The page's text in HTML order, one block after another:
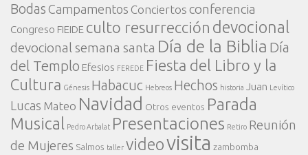
Bodas Campamentos Conciertos conferencia
Congreso FIEIDE culto resurrección devocional
devocional semana santa Día de la Biblia Día
del Templo Efesios FEREDE Fiesta del Libro y la
Cultura Génesis Habacuc Hebreos Hechos historia Juan Levítico
Lucas Mateo Navidad Otros eventos Parada
Musical
Pedro Arbalat Presentaciones Retiro Reunión
de Mujeres Salmos taller videovisita zambomba